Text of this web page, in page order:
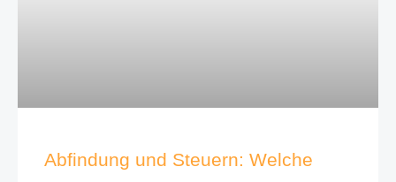
Abfindung und Steuern: Welche